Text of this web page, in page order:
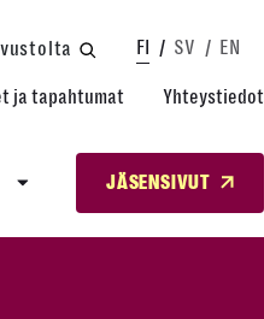
FI SV EN
ja tapahtumat Yhteystiedot
JÄSENSIVUT